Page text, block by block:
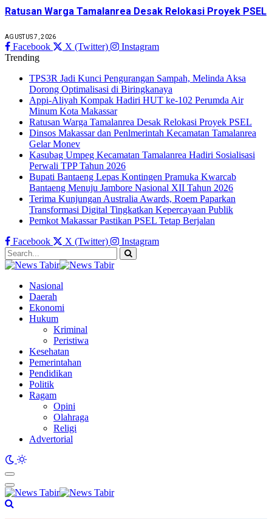
Ratusan Warga Tamalanrea Desak Relokasi Proyek PSEL
AGUSTUS 7, 2026
Facebook X (Twitter)
Instagram
Trending
TPS3R Jadi Kunci Pengurangan Sampah, Melinda Aksa
Dorong Optimalisasi di Biringkanaya
Appi-Aliyah Kompak Hadiri HUT ke-102 Perumda Air
Minum Kota Makassar
Ratusan Warga Tamalanrea Desak Relokasi Proyek PSEL
Dinsos Makassar dan Penlmerintah Kecamatan Tamalanrea
Gelar Monev
Kasubag Umpeg Kecamatan Tamalanrea Hadiri Sosialisasi
Perwali TPP Tahun 2026
Bupati Bantaeng Lepas Kontingen Pramuka Kwarcab
Bantaeng Menuju Jambore Nasional XII Tahun 2026
Terima Kunjungan Australia Awards, Roem Paparkan
Transformasi Digital Tingkatkan Kepercayaan Publik
Pemkot Makassar Pastikan PSEL Tetap Berjalan
Facebook
X (Twitter) Instagram
Nasional
Daerah
Ekonomi
Hukum
Kriminal
Peristiwa
Kesehatan
Pemerintahan
Pendidikan
Politik
Ragam
Opini
Olahraga
Religi
Advertorial